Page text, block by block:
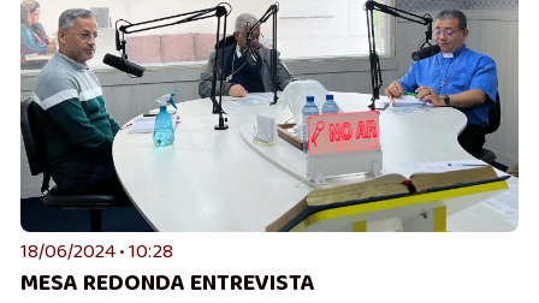
18/06/2024 • 10:28
MESA REDONDA ENTREVISTA